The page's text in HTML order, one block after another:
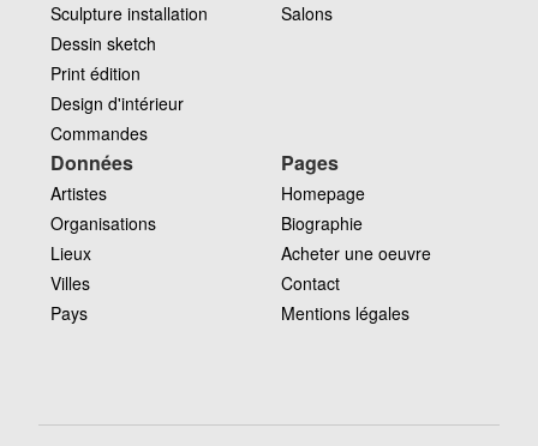
Sculpture installation
Dessin sketch
Print édition
Design d'intérieur
Commandes
Salons
Données
Artistes
Organisations
Lieux
Villes
Pays
Pages
Homepage
Biographie
Acheter une oeuvre
Contact
Mentions légales